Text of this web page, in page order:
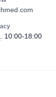
10:00-18:00